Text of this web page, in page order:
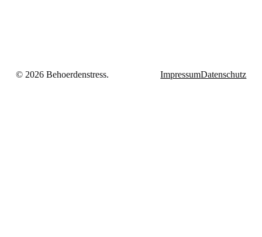
© 2026 Behoerdenstress. ImpressumDatenschutz